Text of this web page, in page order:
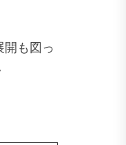
も図っ